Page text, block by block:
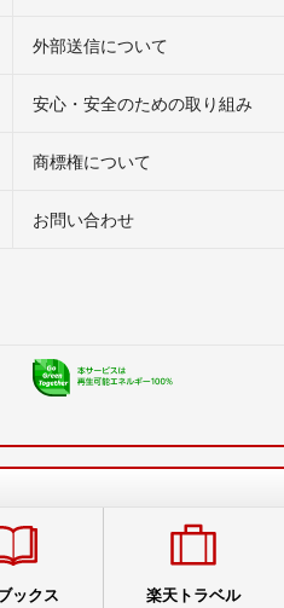
外部送信について
安心・安全のための取り組み
商標権について
お問い合わせ
ックス 楽天トラベル